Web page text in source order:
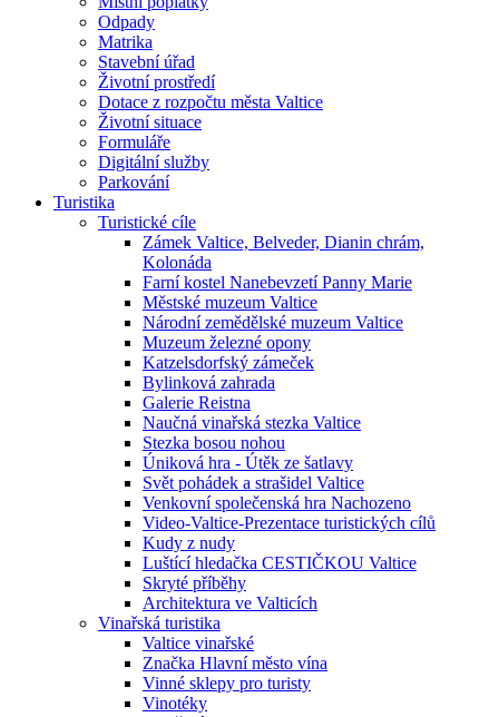
Odpady
Matrika
Stavební úřad
Životní prostředí
Dotace z rozpočtu města Valtice
Životní situace
Formuláře
Digitální služby
Parkování
Turistika
Turistické cíle
Zámek Valtice, Belveder, Dianin chrám,
Kolonáda
Farní kostel Nanebevzetí Panny Marie
Městské muzeum Valtice
Národní zemědělské muzeum Valtice
Muzeum železné opony
Katzelsdorfský zámeček
Bylinková zahrada
Galerie Reistna
Naučná vinařská stezka Valtice
Stezka bosou nohou
Úniková hra - Útěk ze šatlavy
Svět pohádek a strašidel Valtice
Venkovní společenská hra Nachozeno
Video-Valtice-Prezentace turistických cílů
Kudy z nudy
Luštící hledačka CESTIČKOU Valtice
Skryté příběhy
Architektura ve Valticích
Vinařská turistika
Valtice vinařské
Značka Hlavní město vína
Vinné sklepy pro turisty
Vinotéky